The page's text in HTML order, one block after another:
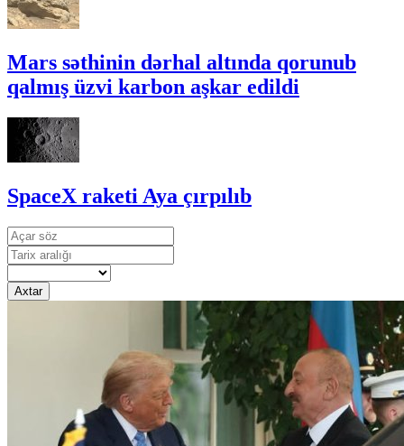
Mars səthinin dərhal altında qorunub
qalmış üzvi karbon aşkar edildi
SpaceX raketi Aya çırpılıb
Axtar